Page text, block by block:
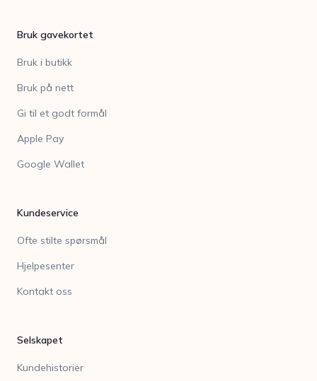
Bruk gavekortet
Bruk i butikk
Bruk på nett
Gi til et godt formål
Apple Pay
Google Wallet
Kundeservice
Ofte stilte spørsmål
Hjelpesenter
Kontakt oss
Selskapet
Kundehistorier